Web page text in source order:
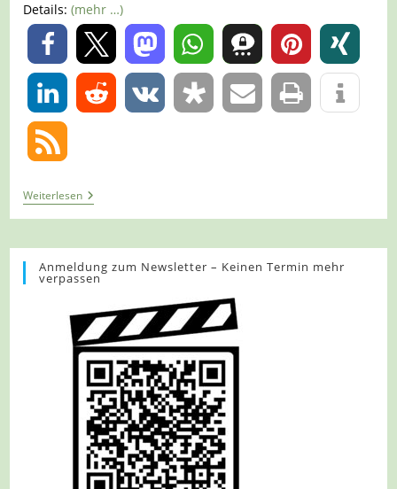
Details:(mehr …)
0
0
WeiterlesenTour
1131
–
–
Etappe
9/12
Von
Solingen
Nach
Burg
Mit
Seinem
Schloss
Anmeldung zum Newsletter – Keinen Termin mehr
verpassen